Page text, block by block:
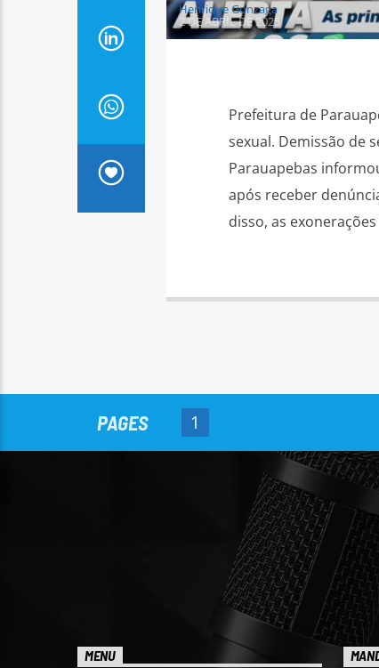
Henrique Gonzaga
2 DE ABRIL DE 2025
Prefeitura de
sexual. Demissão de
Parauapebas
após receber
disso, as
PAGES 1
MENU